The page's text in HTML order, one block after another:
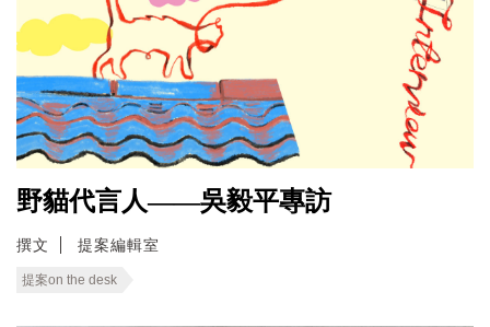
野貓代言人——吳毅平專訪
撰文 提案編輯室
提案on the desk